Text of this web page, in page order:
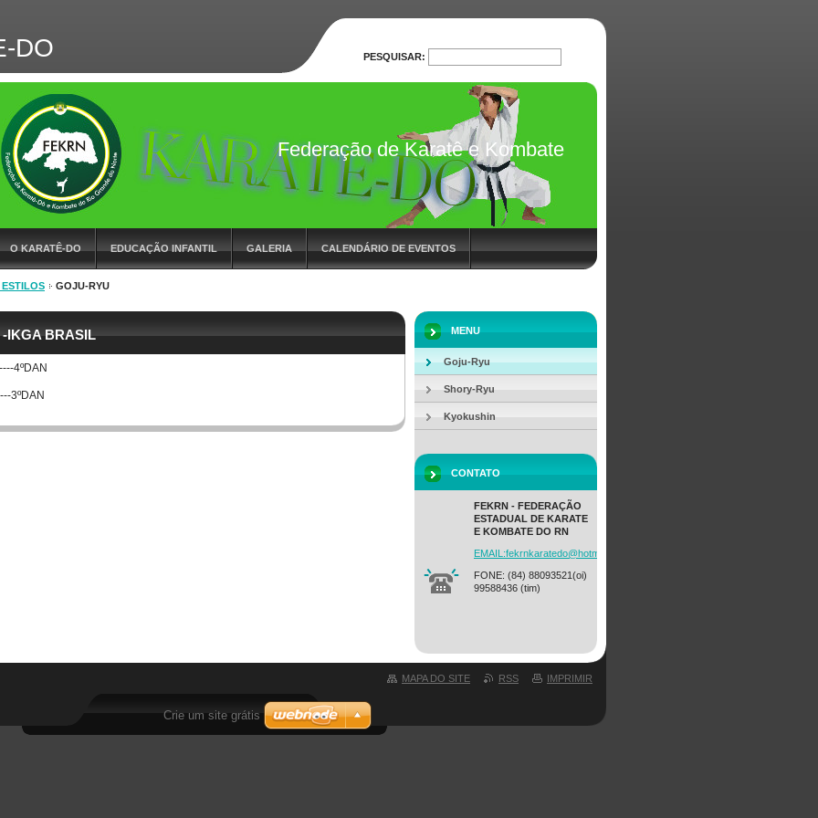
DO
Federação de Karatê e Kombate
do RN
O KARATÊ-DO EDUCAÇÃO INFANTIL GALERIA CALENDÁRIO DE EVENTOS
DO MÊS
ESTILOS GOJU-RYU
IKGA BRASIL
4ºDAN
3ºDAN
MENU
Goju-Ryu
Shory-Ryu
Kyokushin
CONTATO
FEKRN - FEDERAÇÃO
ESTADUAL DE KARATE
E KOMBATE DO RN
EMAIL:fekrnkaratedo@hotmail.com
FONE: (84) 88093521(oi)
99588436 (tim)
PESQUISAR:
PESQUISAR
MAPA DO SITE RSS IMPRIMIR
Crie um site grátis